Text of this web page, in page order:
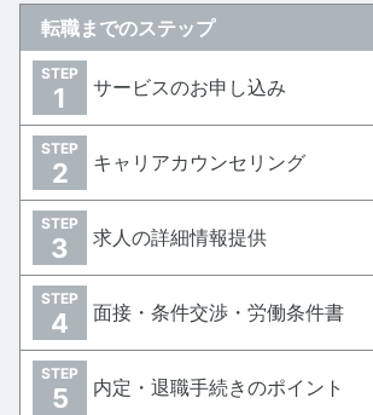
転職までのステップ
STEP
1 サービスのお申し込み
STEP
2 キャリアカウンセリング
STEP
3 求人の詳細情報提供
STEP
4 面接・条件交渉・労働条件書
STEP
5 内定・退職手続きのポイント